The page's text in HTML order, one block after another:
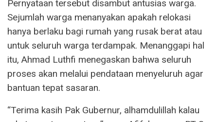
Pernyataan tersebut disambut antusias warga.
Sejumlah warga menanyakan apakah relokasi
hanya berlaku bagi rumah yang rusak berat atau
untuk seluruh warga terdampak. Menanggapi hal
itu, Ahmad Luthfi menegaskan bahwa seluruh
proses akan melalui pendataan menyeluruh agar
bantuan tepat sasaran.
“Terima kasih Pak Gubernur, alhamdulillah kalau